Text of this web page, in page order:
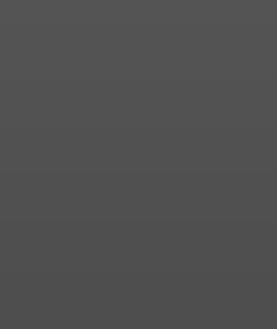
сдачи оружия в Омской